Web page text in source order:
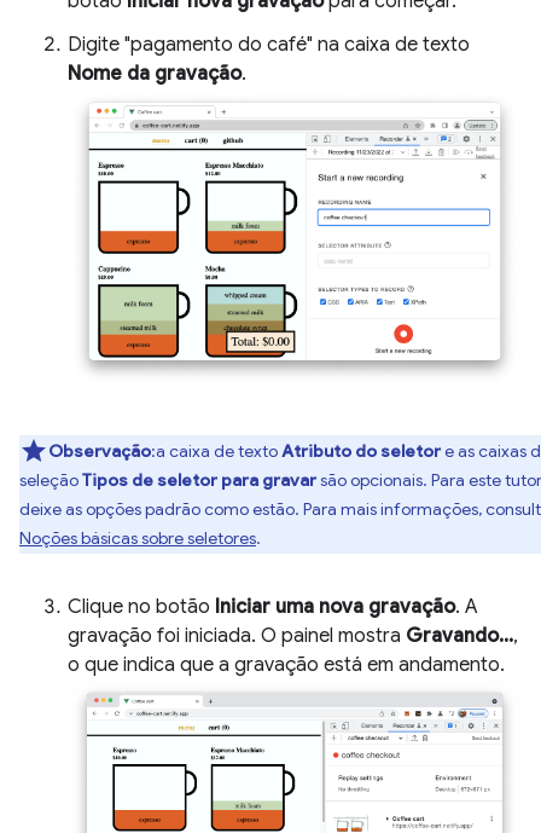
Digite "pagamento do café" na caixa de texto
Nome da gravação.
Observação:a caixa de textoAtributo do seletore as caixas
seleçãoTipos de seletor para gravarsão opcionais. Para este
deixe as opções padrão como estão. Para mais informações,
Noções básicas sobre seletores.
Clique no botão Iniciar uma nova gravação. A
gravação foi iniciada. O painel mostra Gravando...,
o que indica que a gravação está em andamento.